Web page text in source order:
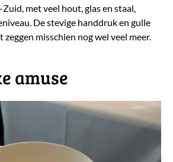
met veel hout, glas en staal,
De stevige handdruk en gulle
misschien nog wel veel meer.
amuse